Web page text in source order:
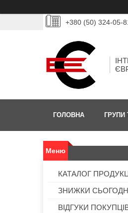
+380 (50) 324-05-
ГОЛОВНА ГРУПИ
КАТАЛОГ
ЗНИЖКИ
ВІДГУКИ